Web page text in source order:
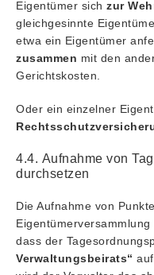
Eigentümer sich zur
gleichgesinnte
etwa ein Eigentümer
zusammen mit den
Gerichtskosten.
Oder ein einzelner
4.4. Aufnahme von
durchsetzen
Die Aufnahme von
dass der
Verwaltungsbeirats“